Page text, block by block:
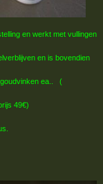
en werkt met vullingen
en is bovendien
goudvinken ea.. (
49€)